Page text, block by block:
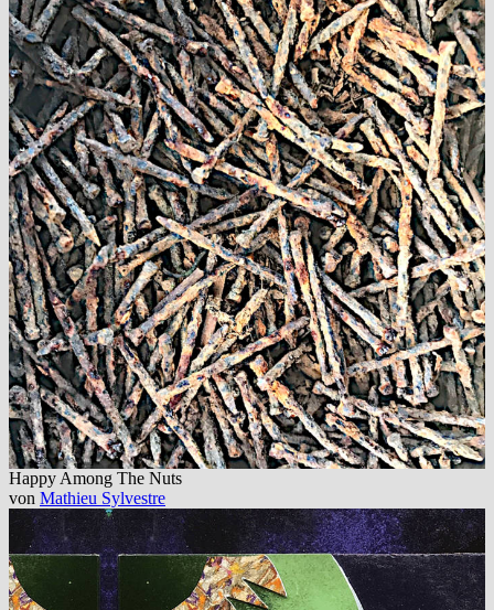
Happy Among The Nuts
von Mathieu Sylvestre